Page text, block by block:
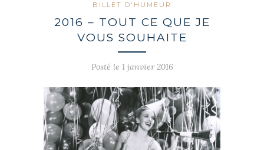
BILLET D'HUMEUR
2016 – TOUT CE QUE JE
VOUS SOUHAITE
Posté le 1 janvier 2016